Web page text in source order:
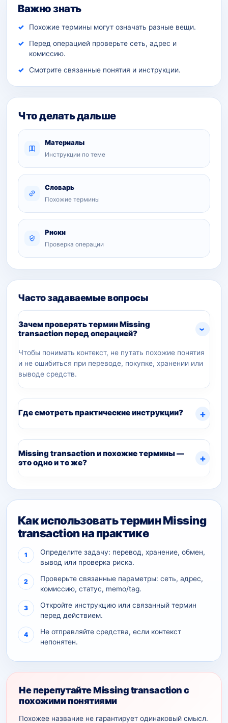
Важно знать
Похожие термины могут означать разные вещи.
Перед операцией проверьте сеть, адрес и
комиссию.
Смотрите связанные понятия и инструкции.
Что делать дальше
Материалы
Инструкции по теме
Словарь
Похожие термины
Риски
Проверка операции
Часто задаваемые вопросы
Зачем проверять термин Missing
transaction перед операцией?
Чтобы понимать контекст, не путать похожие понятия
и не ошибиться при переводе, покупке, хранении или
выводе средств.
Где смотреть практические инструкции?
Missing transaction и похожие термины —
это одно и то же?
Как использовать термин Missing
transaction на практике
Определите задачу: перевод, хранение, обмен,
вывод или проверка риска.
Проверьте связанные параметры: сеть, адрес,
комиссию, статус, memo/tag.
Откройте инструкцию или связанный термин
перед действием.
Не отправляйте средства, если контекст
непонятен.
Не перепутайте Missing transaction с
похожими понятиями
Похожее название не гарантирует одинаковый смысл.